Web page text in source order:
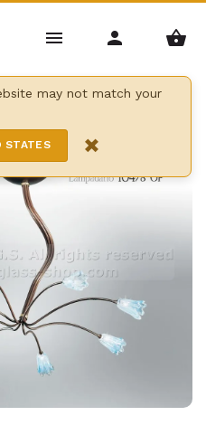
may not match your
STATES ×
Lustres / Lustre 104